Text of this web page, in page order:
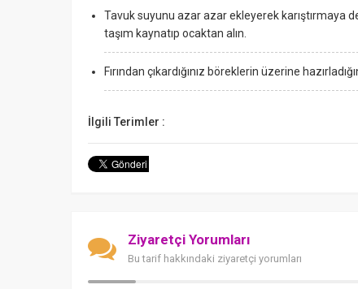
Tavuk suyunu azar azar ekleyerek karıştırmaya
taşım kaynatıp ocaktan alın.
Fırından çıkardığınız böreklerin üzerine
İlgili Terimler :
Ziyaretçi Yorumları
Bu tarif hakkındaki ziyaretçi yorumları